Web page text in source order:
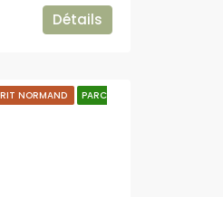
Détails
NORMAND
PARC